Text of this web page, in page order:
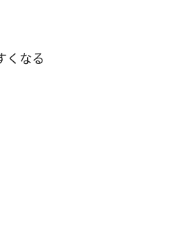
くなる